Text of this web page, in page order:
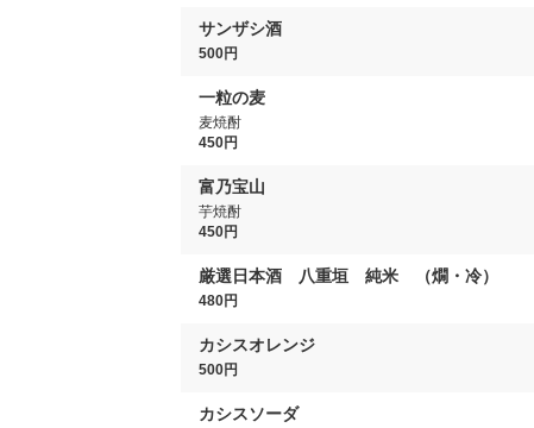
サンザシ酒
500円
一粒の麦
麦焼酎
450円
富乃宝山
芋焼酎
450円
厳選日本酒 八重垣 純米 （燗・冷）
480円
カシスオレンジ
500円
カシスソーダ